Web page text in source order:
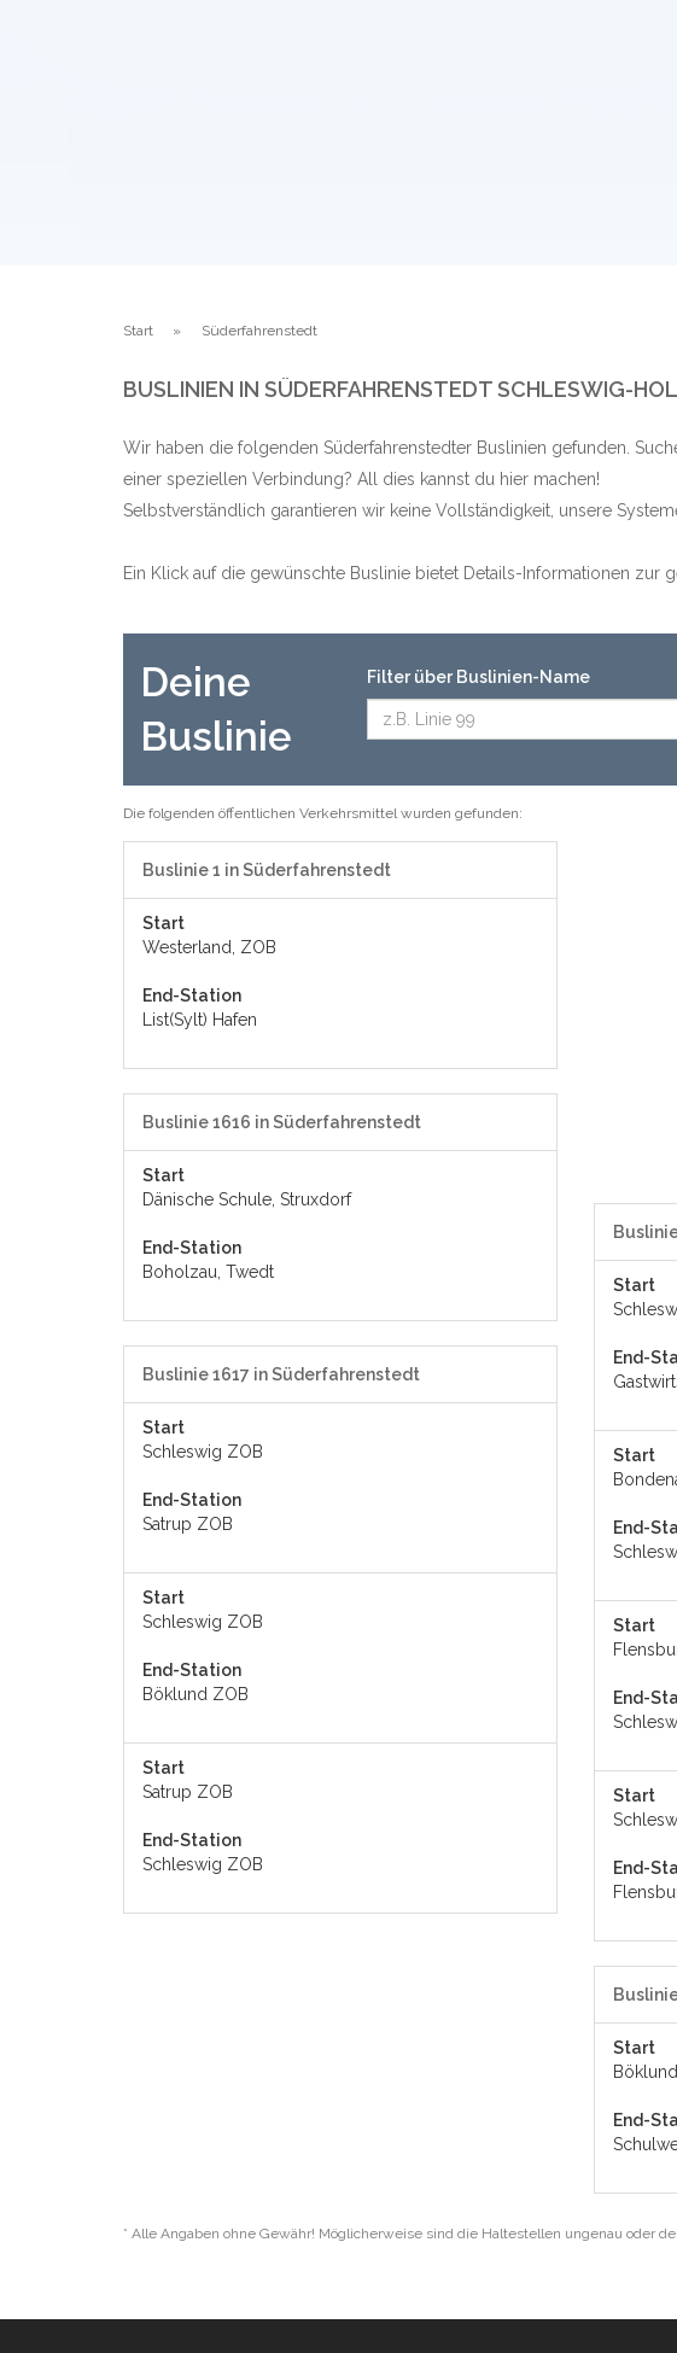
Start Süderfahrenstedt
BUSLINIEN IN SÜDERFAHRENSTEDT SCHLESWIG-
Wir haben die folgenden Süderfahrenstedter Buslinien gefunden.
einer speziellen Verbindung? All dies kannst du hier machen!
Selbstverständlich garantieren wir keine Vollständigkeit, unsere
Ein Klick auf die gewünschte Buslinie bietet Details-Informationen zur
Deine
Buslinie
Filter über Buslinien-Name
Die folgenden öffentlichen Verkehrsmittel wurden gefunden:
Buslinie 1 in Süderfahrenstedt
Start
Westerland, ZOB
End-Station
List(Sylt) Hafen
Buslinie 1616 in Süderfahrenstedt
Start
Dänische Schule, Struxdorf
End-Station
Boholzau, Twedt
Buslinie 1617 in Süderfahrenstedt
Start
Schleswig ZOB
End-Station
Satrup ZOB
Start
Schleswig ZOB
End-Station
Böklund ZOB
Start
Satrup ZOB
End-Station
Schleswig ZOB
Start
End-
Start
End-
Start
End-
Start
End-
Start
End-
* Alle Angaben ohne Gewähr! Möglicherweise sind die Haltestellen ungenau oder